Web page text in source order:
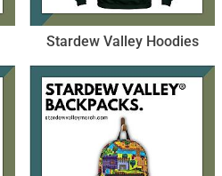
Stardew Valley Hoodies